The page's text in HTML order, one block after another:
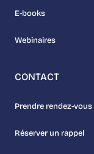
E-books
Webinaires
CONTACT
Prendre rendez-vous
Réserver un rappel